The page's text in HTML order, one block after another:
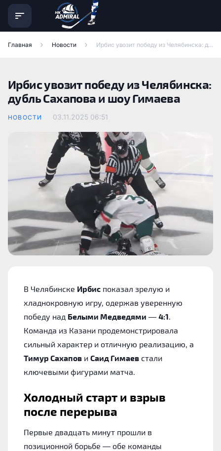
Главная Новости Ирбис увозит победу из Челябинска: дубль Сахапова и шоу Гимаева
Ирбис увозит победу из Челябинска:
дубль Сахапова и шоу Гимаева
НОВОСТИ 03.11.2025 06:51
В Челябинске Ирбис показал зрелую и
хладнокровную игру, одержав уверенную
победу над Белыми Медведями — 4:1
Команда из Казани продемонстрировала
сильный характер и отличную реализацию, а
Тимур Сахапов и Саид Гимаев стали
ключевыми фигурами матча.
Холодный старт и взрыв
после перерыва
Первые двадцать минут прошли в
позиционной борьбе — обе команды